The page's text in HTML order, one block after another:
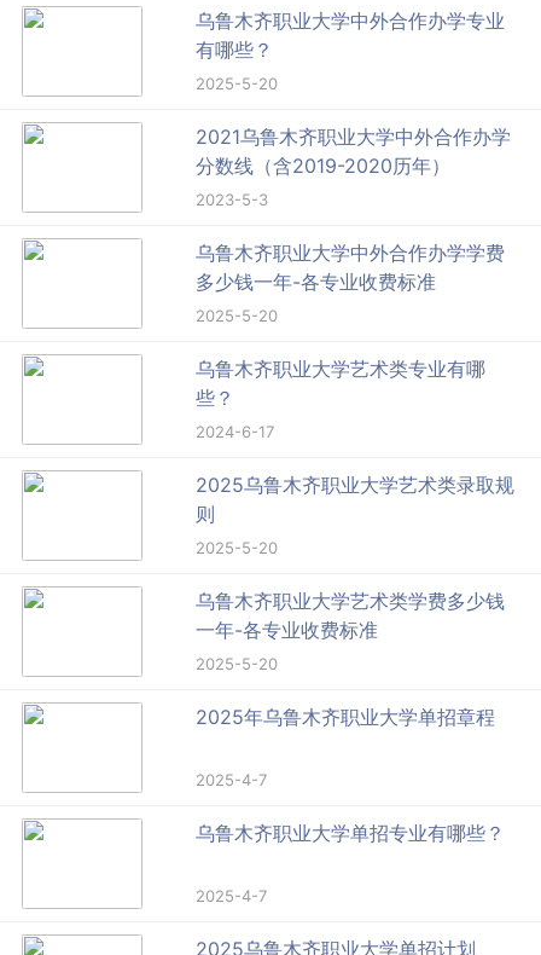
乌鲁木齐职业大学中外合作办学专业
有哪些？
2025-5-20
2021乌鲁木齐职业大学中外合作办学
分数线（含2019-2020历年）
2023-5-3
乌鲁木齐职业大学中外合作办学学费
多少钱一年-各专业收费标准
2025-5-20
乌鲁木齐职业大学艺术类专业有哪
些？
2024-6-17
2025乌鲁木齐职业大学艺术类录取规
则
2025-5-20
乌鲁木齐职业大学艺术类学费多少钱
一年-各专业收费标准
2025-5-20
2025年乌鲁木齐职业大学单招章程
2025-4-7
乌鲁木齐职业大学单招专业有哪些？
2025-4-7
2025乌鲁木齐职业大学单招计划